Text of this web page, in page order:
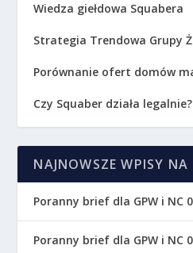
Wiedza giełdowa Squabera
Strategia Trendowa Grupy
Porównanie ofert domów
Czy Squaber działa legalnie?
NAJNOWSZE WPISY
Poranny brief dla GPW i NC
Poranny brief dla GPW i NC